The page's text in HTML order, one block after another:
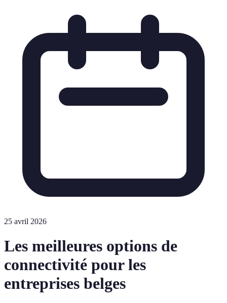
25 avril 2026
Les meilleures options de
connectivité pour les
entreprises belges